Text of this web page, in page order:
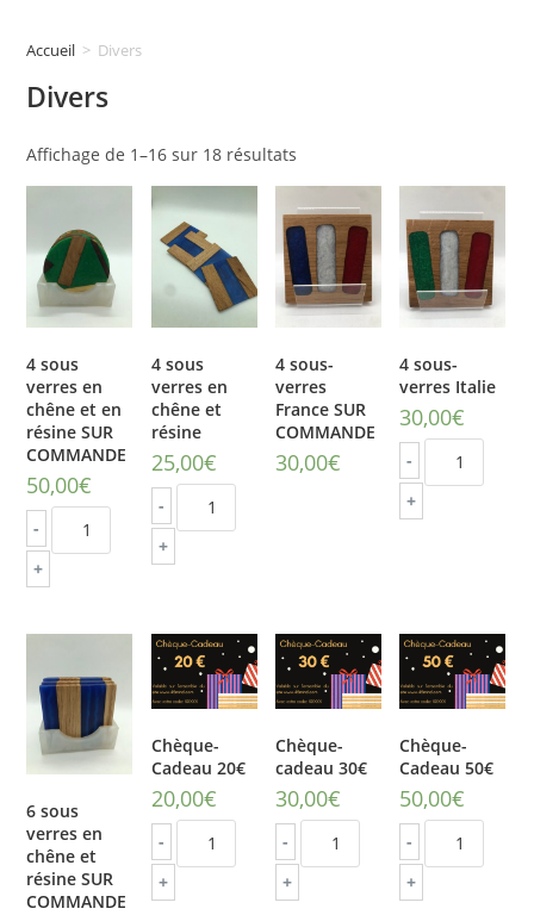
Accueil > Divers
Divers
Affichage de 1–16 sur 18 résultats
4 sous
verres en
chêne et en
résine SUR
COMMANDE
50,00€
-
+
4 sous
verres en
chêne et
résine
25,00€
-
+
4 sous-
verres
France SUR
COMMANDE
30,00€
4 sous-
verres Italie
30,00€
-
+
6 sous
verres en
chêne et
résine SUR
COMMANDE
Chèque-
Cadeau 20€
20,00€
-
+
Chèque-
cadeau 30€
30,00€
-
+
Chèque-
Cadeau 50€
50,00€
-
+